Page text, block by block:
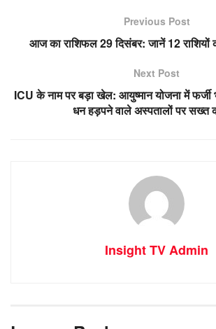
Previous Post
आज का राशिफल 29 दिसंबर: जानें 12 राशियों
Next Post
ICU के नाम पर बड़ा खेल: आयुष्मान योजना में फर्जी
धन हड़पने वाले अस्पतालों पर सख्त
Insight TV Admin